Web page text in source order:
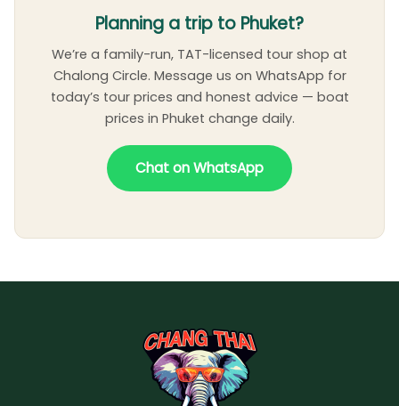
Planning a trip to Phuket?
We’re a family-run, TAT-licensed tour shop at
Chalong Circle. Message us on WhatsApp for
today’s tour prices and honest advice — boat
prices in Phuket change daily.
Chat on WhatsApp